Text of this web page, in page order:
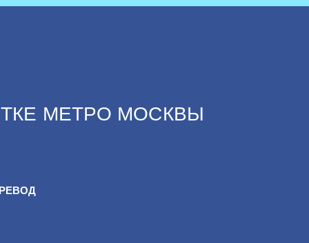
МЕТРО МОСКВЫ